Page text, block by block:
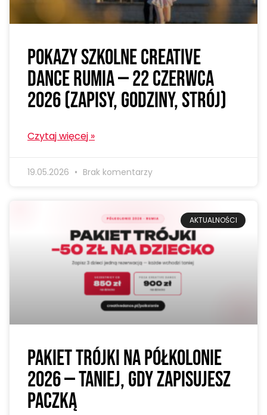
Pokazy szkolne Creative
Dance Rumia — 22 czerwca
2026 (zapisy, godziny, strój)
Czytaj więcej »
19.05.2026 Brak komentarzy
AKTUALNOŚCI
Pakiet trójki na półkolonie
2026 — taniej, gdy zapisujesz
paczką